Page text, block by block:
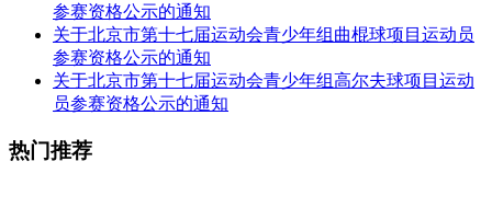
参赛资格公示的通知
关于北京市第十七届运动会青少年组曲棍球项目运动员
参赛资格公示的通知
关于北京市第十七届运动会青少年组高尔夫球项目运动
员参赛资格公示的通知
热门推荐